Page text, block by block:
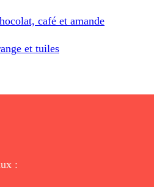
café et amande
et tuiles
: